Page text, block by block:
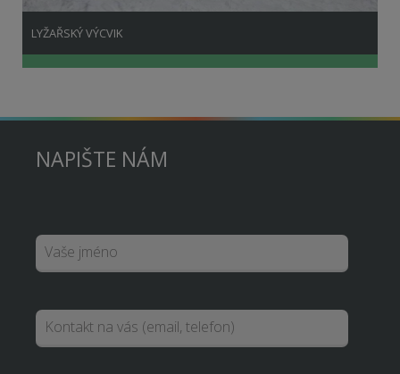
LYŽAŘSKÝ VÝCVIK
NAPIŠTE NÁM